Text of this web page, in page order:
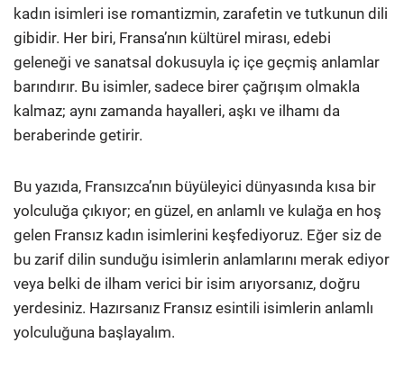
kadın isimleri ise romantizmin, zarafetin ve tutkunun dili
gibidir. Her biri, Fransa’nın kültürel mirası, edebi
geleneği ve sanatsal dokusuyla iç içe geçmiş anlamlar
barındırır. Bu isimler, sadece birer çağrışım olmakla
kalmaz; aynı zamanda hayalleri, aşkı ve ilhamı da
beraberinde getirir.
Bu yazıda, Fransızca’nın büyüleyici dünyasında kısa bir
yolculuğa çıkıyor; en güzel, en anlamlı ve kulağa en hoş
gelen Fransız kadın isimlerini keşfediyoruz. Eğer siz de
bu zarif dilin sunduğu isimlerin anlamlarını merak ediyor
veya belki de ilham verici bir isim arıyorsanız, doğru
yerdesiniz. Hazırsanız Fransız esintili isimlerin anlamlı
yolculuğuna başlayalım.